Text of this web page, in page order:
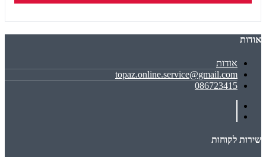
אודות
אודות
topaz.online.service@gmail.com
086723415
שירות לקוחות